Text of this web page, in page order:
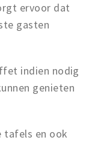
ervoor dat
gasten
indien nodig
genieten
tafels en ook